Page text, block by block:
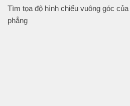
Tìm tọa độ hình chiếu vuông góc
phẳng